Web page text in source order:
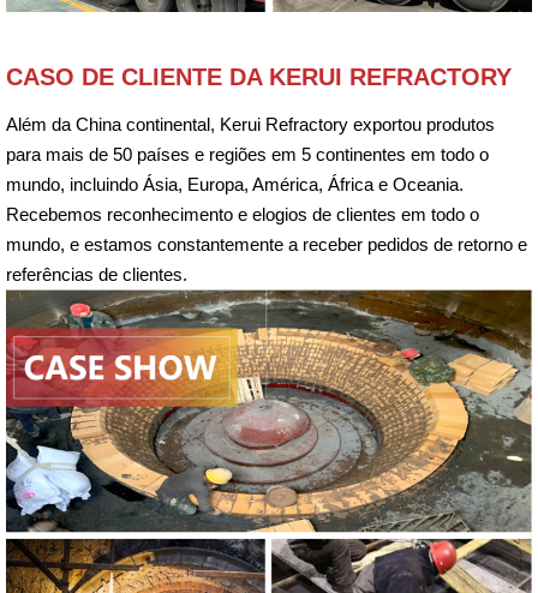
CASO DE CLIENTE DA KERUI REFRACTORY
Além da China continental, Kerui Refractory exportou produtos
para mais de 50 países e regiões em 5 continentes em todo o
mundo, incluindo Ásia, Europa, América, África e Oceania.
Recebemos reconhecimento e elogios de clientes em todo o
mundo, e estamos constantemente a receber pedidos de retorno e
referências de clientes.